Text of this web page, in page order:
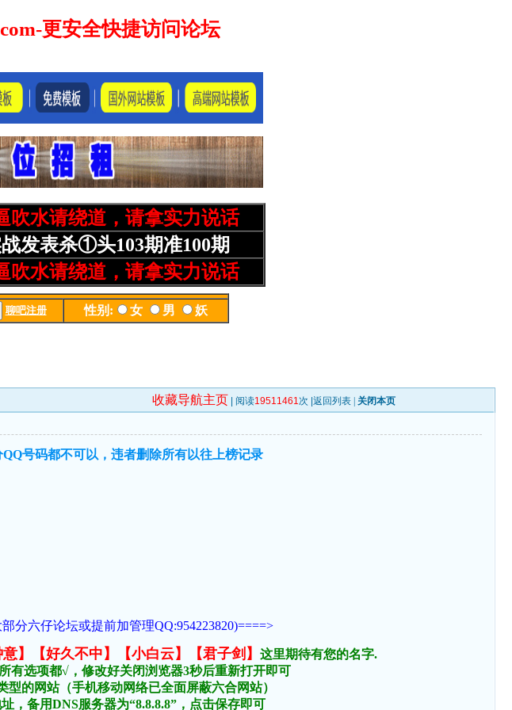
收藏导航主页 | 阅读19511461次 |返回列表 关闭本页
号码都不可以，违者删除所有以往上榜记录
分六仔论坛或提前加管理QQ:954223820)====>
】【好久不中】【小白云】【君子剑】
这里期待有您的名字.
有选项都√，修改好关闭浏览器3秒后重新打开即可
的网站（手机移动网络已全面屏蔽六合网站）
，备用DNS服务器为“8.8.8.8”，点击保存即可